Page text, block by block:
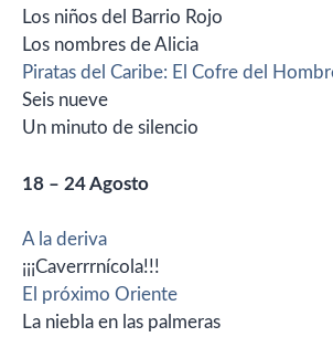
Los niños del Barrio Rojo
Los nombres de Alicia
Piratas del Caribe: El Cofre del
Seis nueve
Un minuto de silencio
18 – 24 Agosto
A la deriva
¡¡¡Caverrrnícola!!!
El próximo Oriente
La niebla en las palmeras